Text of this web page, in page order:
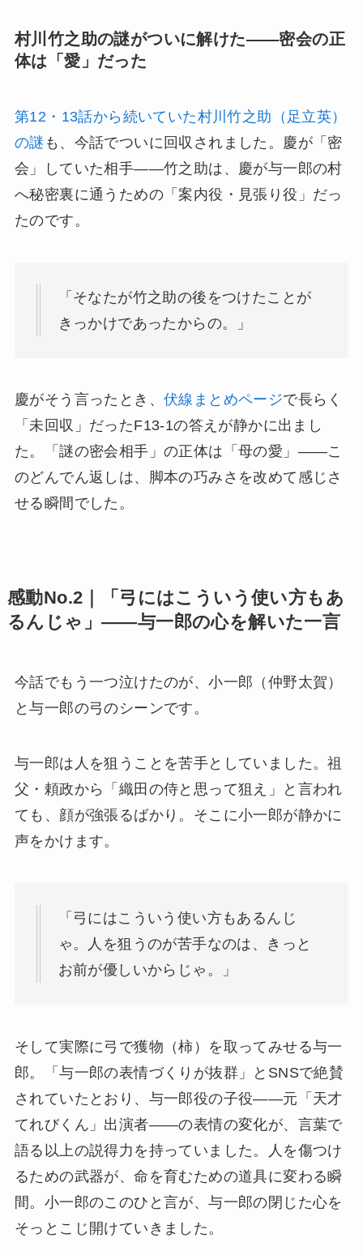
村川竹之助の謎がついに解けた——密会の正
体は「愛」だった
第12・13話から続いていた村川竹之助（足立英）
の謎 も、今話でついに回収されました。慶が「密
会」していた相手——竹之助は、慶が与一郎の村
へ秘密裏に通うための「案内役・見張り役」だっ
たのです。
「そなたが竹之助の後をつけたことが
きっかけであったからの。」
慶がそう言ったとき、 伏線まとめページで長らく
「未回収」だったF13-1の答えが静かに出まし
た。「謎の密会相手」の正体は「母の愛」——こ
のどんでん返しは、脚本の巧みさを改めて感じさ
せる瞬間でした。
感動No.2｜「弓にはこういう使い方もあ
るんじゃ」——与一郎の心を解いた一言
今話でもう一つ泣けたのが、小一郎（仲野太賀）
と与一郎の弓のシーンです。
与一郎は人を狙うことを苦手としていました。祖
父・頼政から「織田の侍と思って狙え」と言われ
ても、顔が強張るばかり。そこに小一郎が静かに
声をかけます。
「弓にはこういう使い方もあるんじ
ゃ。人を狙うのが苦手なのは、きっと
お前が優しいからじゃ。」
そして実際に弓で獲物（柿）を取ってみせる与一
郎。「与一郎の表情づくりが抜群」とSNSで絶賛
されていたとおり、与一郎役の子役——元「天才
てれびくん」出演者——の表情の変化が、言葉で
語る以上の説得力を持っていました。人を傷つけ
るための武器が、命を育むための道具に変わる瞬
間。小一郎のこのひと言が、与一郎の閉じた心を
そっとこじ開けていきました。